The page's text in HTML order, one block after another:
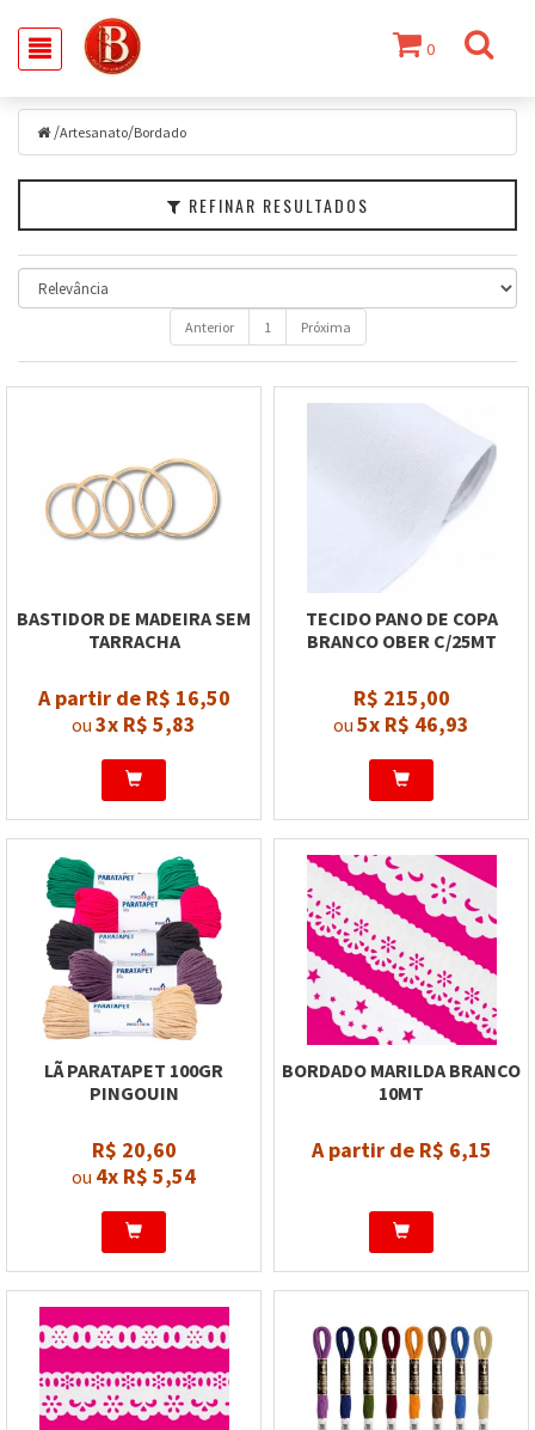
0
/Artesanato/Bordado
REFINAR RESULTADOS
Filtrar
Artesanato
Marcas
Faixa
de
Preço
Anterior 1 Próxima
BASTIDOR DE MADEIRA SEM
TARRACHA
A partir de R$ 16,50
ou 3x R$ 5,83
TECIDO PANO DE COPA
BRANCO OBER C/25MT
R$ 215,00
ou 5x R$ 46,93
LÃ PARATAPET 100GR
PINGOUIN
R$ 20,60
ou 4x R$ 5,54
BORDADO MARILDA BRANCO
10MT
A partir de R$ 6,15